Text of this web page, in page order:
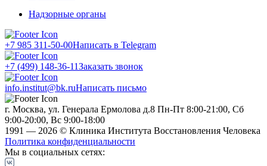
Надзорные органы
+7 985 311-50-00Написать в Telegram
+7 (499) 148-36-11Заказать звонок
info.institut@bk.ruНаписать письмо
г. Москва, ул. Генерала Ермолова д.8 Пн-Пт 8:00-21:00, Сб
9:00-20:00, Вс 9:00-18:00
1991 — 2026 © Клиника Института Восстановления Человека
Политика конфиденциальности
Мы в социальных сетях: